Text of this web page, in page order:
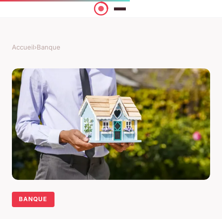
Accueil›Banque
BANQUE